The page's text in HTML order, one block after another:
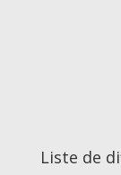
Liste de